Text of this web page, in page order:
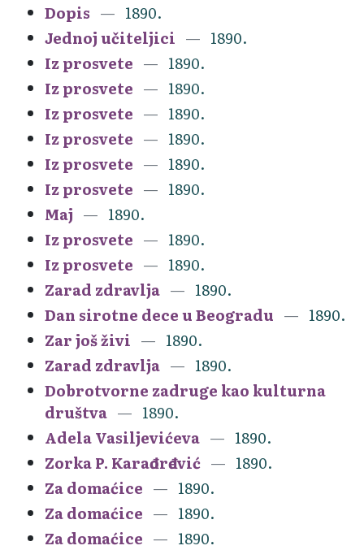
Dopis
1890.
Jednoj učiteljici
1890.
Iz prosvete
1890.
Iz prosvete
1890.
Iz prosvete
1890.
Iz prosvete
1890.
Iz prosvete
1890.
Iz prosvete
1890.
Maj
1890.
Iz prosvete
1890.
Iz prosvete
1890.
Zarad zdravlja
1890.
Dan sirotne dece u Beogradu
1890.
Zar još živi
1890.
Zarad zdravlja
1890.
Dobrotvorne zadruge kao kulturna
društva
1890.
Adela Vasiljevićeva
1890.
Zorka P. Karađorđević
1890.
Za domaćice
1890.
Za domaćice
1890.
Za domaćice
1890.